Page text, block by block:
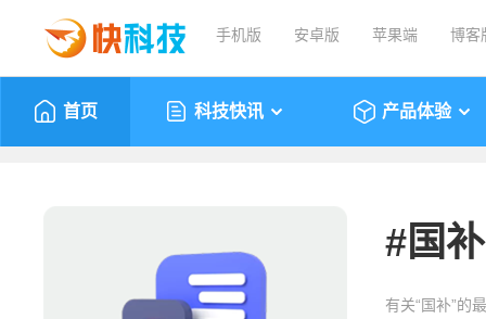
手机版 安卓版 苹果端 博客
首页 科技快讯 产品体验
#国补
有关“国补”的